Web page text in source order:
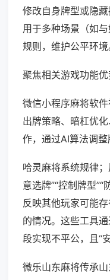
修改自身牌型或隐
用于多种场景（如
规则，维护公平环境
聚焦相关游戏功能优
微信小程序麻将软
出牌策略、暗杠优
作，通过AI算法调整
哈灵麻将系统规律
意选牌”“控制牌型
反映其他玩家可能存
的情况。这些工具
段实现不平公，且“
微乐山东麻将传承